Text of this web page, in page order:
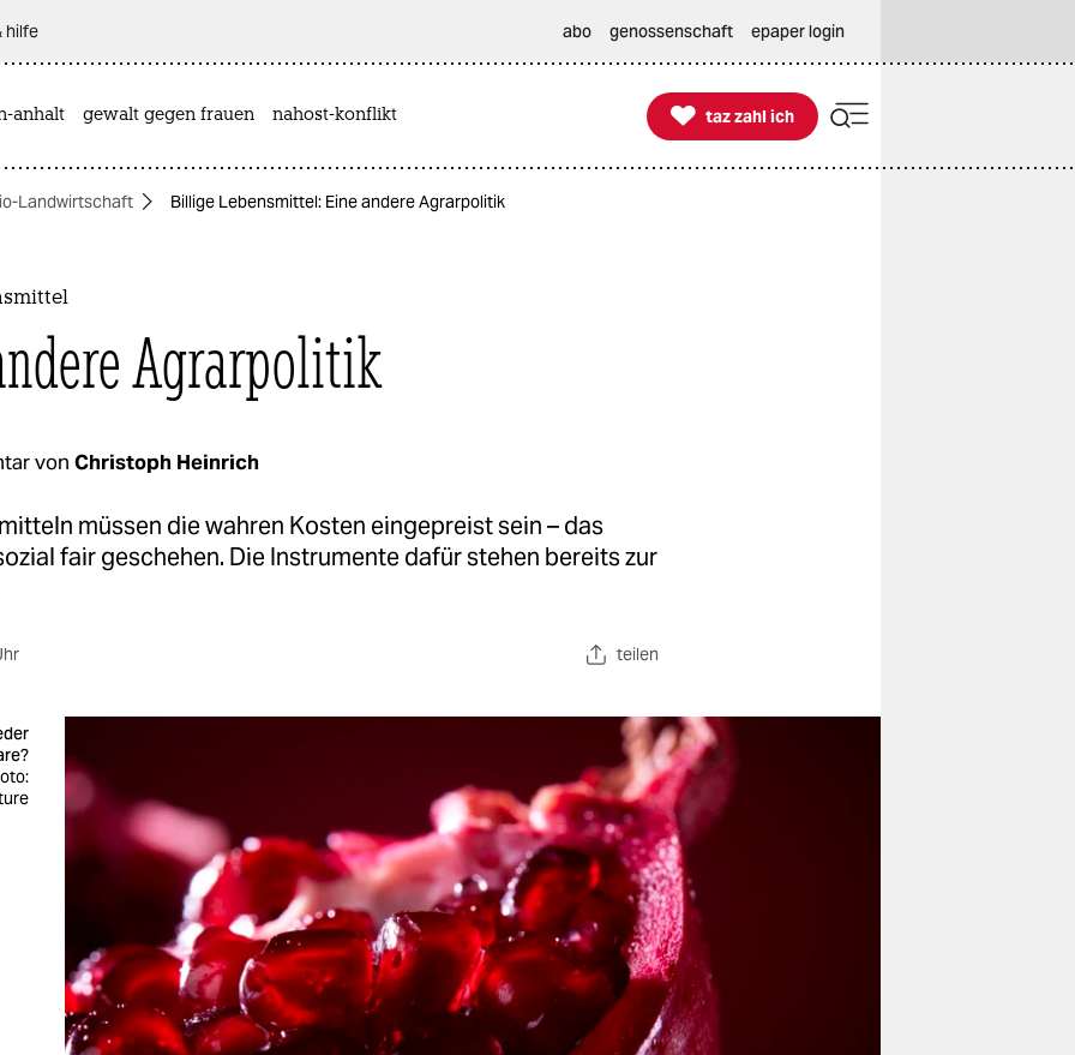
hilfe abo genossenschaft epaper login
anhalt gewalt gegen frauen nahost-konflikt 
taz zahl ich
taz zahl ich
Landwirtschaft Billige Lebensmittel: Eine andere Agrarpolitik
Agrarpolitik
von Christoph Heinrich
müssen die wahren Kosten eingepreist sein – das
fair geschehen. Die Instrumente dafür stehen bereits zur
teilen